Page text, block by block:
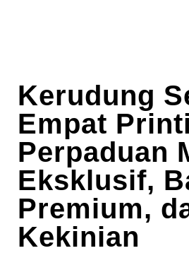
Kerudung
Empat
Perpaduan
Eksklusif,
Premium,
Kekinian